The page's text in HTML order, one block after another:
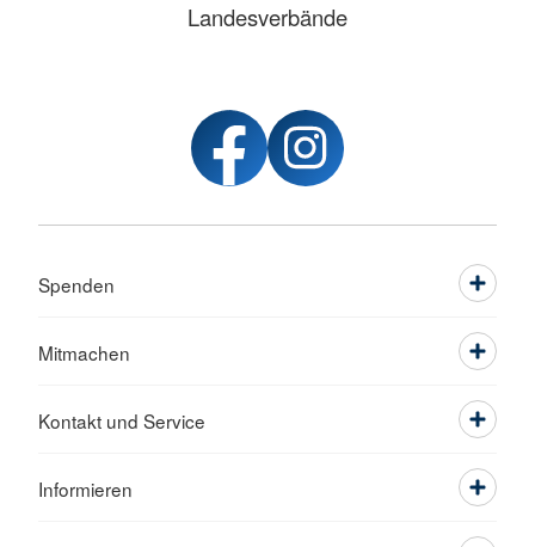
Landesverbände
Spenden
Mitmachen
Kontakt und Service
Informieren